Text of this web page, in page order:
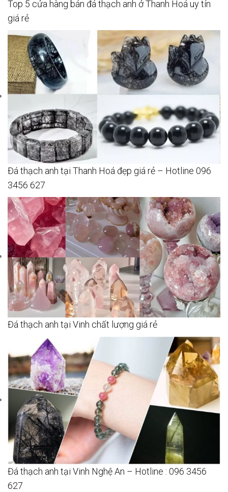
Top 5 cửa hàng bán đá thạch anh ở Thanh Hoá uy tín
giá rẻ
Đá thạch anh tại Thanh Hoá đẹp giá rẻ – Hotline 096
3456 627
Đá thạch anh tại Vinh chất lượng giá rẻ
Đá thạch anh tại Vinh Nghệ An – Hotline : 096 3456
627